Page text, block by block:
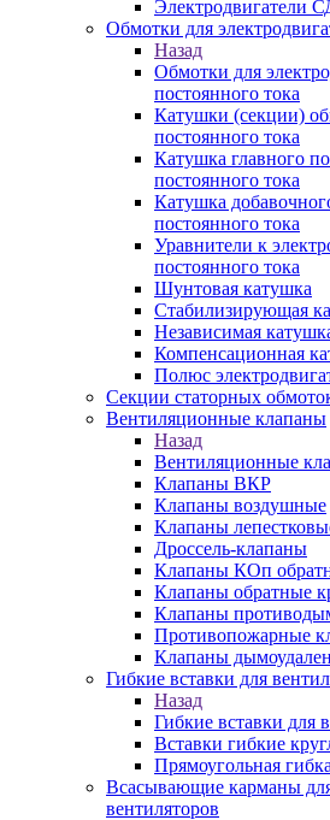
Электродвигатели
Обмотки для
Назад
Обмотки для
постоянного тока
Катушки (секции)
постоянного тока
Катушка главного
постоянного тока
Катушка
постоянного тока
Уравнители к
постоянного тока
Шунтовая катушка
Стабилизирующая
Независимая
Компенсационная
Полюс
Секции статорных
Вентиляционные клапаны
Назад
Вентиляционные
Клапаны ВКР
Клапаны воздушные
Клапаны
Дроссель-клапаны
Клапаны КОп
Клапаны обратные
Клапаны
Противопожарные
Клапаны
Гибкие вставки для
Назад
Гибкие вставки для
Вставки гибкие
Прямоугольная
Всасывающие карманы
вентиляторов